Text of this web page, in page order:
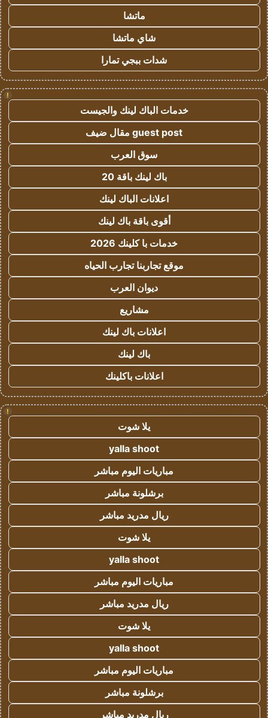
ماتشا
شاي ماتشا
شدات ببجي تمارا
!
خدمات الباك لينك والجيست
guest post مقال ضيف
سوق العرب
باك لينك باقة 20
اعلانات الباك لينك
أقوى باقة باك لينك
خدمات با كلينك 2026
موقع تجاربنا تجارب الحياه
ديوان العرب
مشاريع
اعلانات باك لينك
باك لينك
اعلانات باكلينك
!
يلا شوت
yalla shoot
مباريات اليوم مباشر
برشلونة مباشر
ريال مدريد مباشر
يلا شوت
yalla shoot
مباريات اليوم مباشر
ريال مدريد مباشر
يلا شوت
yalla shoot
مباريات اليوم مباشر
برشلونة مباشر
ريال مدريد مباشر